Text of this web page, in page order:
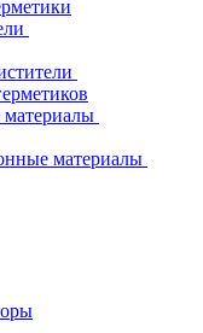
материалы